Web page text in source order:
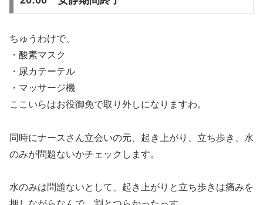
ちゅうわけで、
・酸素マスク
・尿カテーテル
・マッサージ機
ここいらはお役御免で取り外しになりますわ。
同時にナースさん立会いの元、起き上がり、立ち歩き、水
のみが問題ないかチェックします。
水のみは問題ないとして、起き上がりと立ち歩きは痛みを